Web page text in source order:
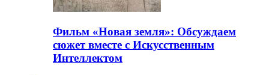
Фильм «Новая земля»: Обсуждаем
сюжет вместе с Искусственным
Интеллектом